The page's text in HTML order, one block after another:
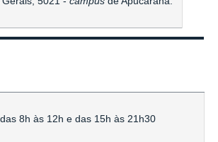
8h às 12h e das 15h às 21h30